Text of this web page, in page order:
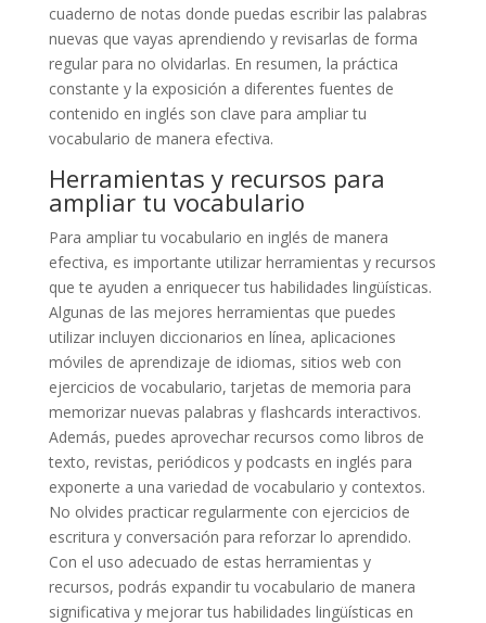
cuaderno de notas donde puedas escribir las palabras
nuevas que vayas aprendiendo y revisarlas de forma
regular para no olvidarlas. En resumen, la práctica
constante y la exposición a diferentes fuentes de
contenido en inglés son clave para ampliar tu
vocabulario de manera efectiva.
Herramientas y recursos para
ampliar tu vocabulario
Para ampliar tu vocabulario en inglés de manera
efectiva, es importante utilizar herramientas y recursos
que te ayuden a enriquecer tus habilidades lingüísticas.
Algunas de las mejores herramientas que puedes
utilizar incluyen diccionarios en línea, aplicaciones
móviles de aprendizaje de idiomas, sitios web con
ejercicios de vocabulario, tarjetas de memoria para
memorizar nuevas palabras y flashcards interactivos.
Además, puedes aprovechar recursos como libros de
texto, revistas, periódicos y podcasts en inglés para
exponerte a una variedad de vocabulario y contextos.
No olvides practicar regularmente con ejercicios de
escritura y conversación para reforzar lo aprendido.
Con el uso adecuado de estas herramientas y
recursos, podrás expandir tu vocabulario de manera
significativa y mejorar tus habilidades lingüísticas en